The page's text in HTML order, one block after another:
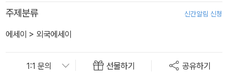
주제분류 신간알림 신청
에세이 > 외국에세이
선물하기 공유하기